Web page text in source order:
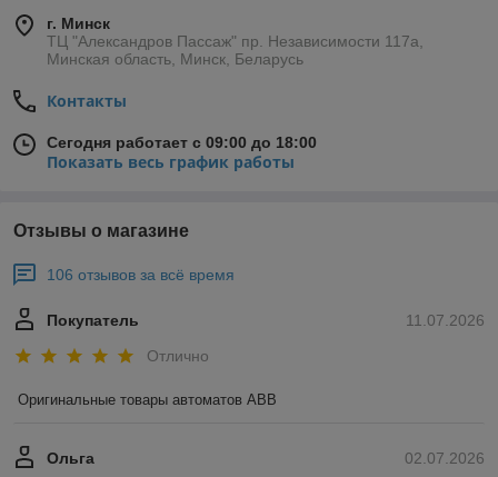
г. Минск
ТЦ "Александров Пассаж" пр. Независимости 117а,
Минская область, Минск, Беларусь
Контакты
Сегодня работает с 09:00 до 18:00
Показать весь график работы
Отзывы о магазине
106 отзывов за всё время
11.07.2026
Покупатель
Отлично
Оригинальные товары автоматов ABB
02.07.2026
Ольга